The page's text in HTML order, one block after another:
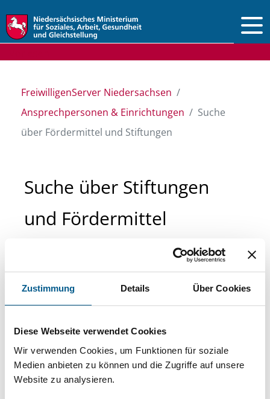
Zustimmung Details Über Cookies
Diese Webseite verwendet Cookies
Wir verwenden Cookies, um Funktionen für soziale
Medien anbieten zu können und die Zugriffe auf unsere
Website zu analysieren.
FreiwilligenServer Niedersachsen
Ansprechpersonen & Einrichtungen
Suche
über Fördermittel und Stiftungen
Suche über Stiftungen
und Fördermittel
Sie suchen finanzielle Unterstützung für ein
Projekt oder ein Vorhaben? Hier können Sie
direkt über unsere Fördermitteldatenbank und
Suche bitte die Groß- und Kleinschreibung
beachten.